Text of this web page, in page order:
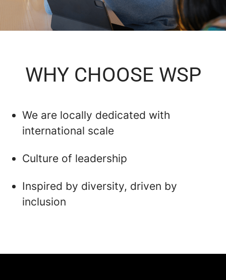
WHY CHOOSE WSP
We are locally dedicated with
international scale
Culture of leadership
Inspired by diversity, driven by
inclusion